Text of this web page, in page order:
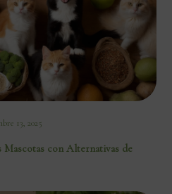
13, 2025
con Alternativas de